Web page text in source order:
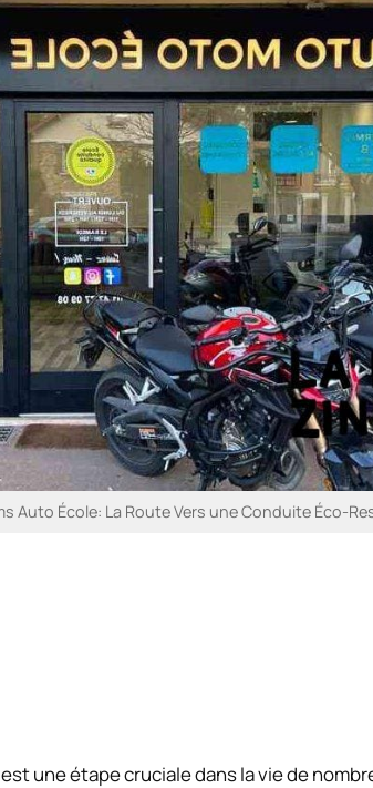
Auto École: La Route Vers une Conduite Éco-
une étape cruciale dans la vie de